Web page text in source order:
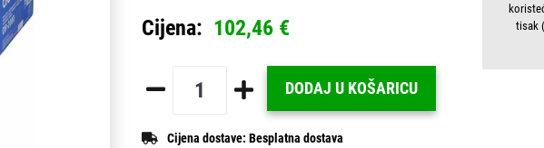
Cijena: 102,46 €
DODAJ U KOŠARICU
Cijena dostave: Besplatna dostava
tisak